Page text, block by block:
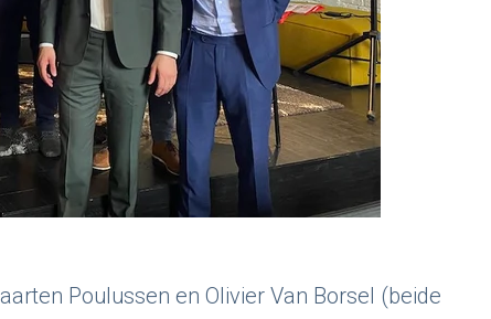
Poulussen en Olivier Van Borsel (beide